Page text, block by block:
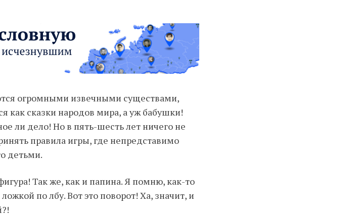
огромными извечными существами,
как сказки народов мира, а уж бабушки!
ли дело! Но в пять-шесть лет ничего не
правила игры, где непредставимо
детьми.
Так же, как и папина. Я помню, как-то
по лбу. Вот это поворот! Ха, значит, и